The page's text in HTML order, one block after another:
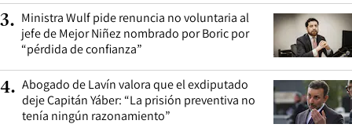
3. Ministra Wulf pide renuncia no voluntaria al
jefe de Mejor Niñez nombrado por Boric por
“pérdida de confianza”
4. Abogado de Lavín valora que el exdiputado
deje Capitán Yáber: “La prisión preventiva no
tenía ningún razonamiento”